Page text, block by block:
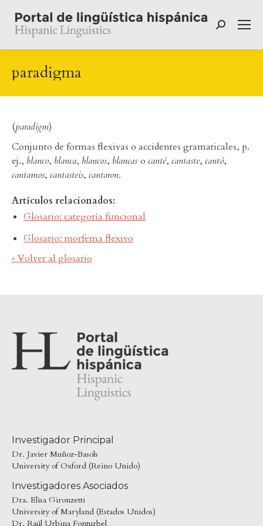
Buscar:
paradigma
(paradigm)
Conjunto de formas flexivas o accidentes gramaticales, p.
ej., blanco, blanca, blancos, blancaso canté, cantaste, cantó,
cantamos, cantasteis, cantaron.
Artículos relacionados:
Glosario: categoría funcional
Glosario: morfema flexivo
« Volver al glosario
Investigador Principal
Dr. Javier Muñoz-Basols
University of Oxford (Reino Unido)
Investigadores Asociados
Dra. Elisa Gironzetti
University of Maryland (Estados Unidos)
Dr. Raúl Urbina Fonturbel